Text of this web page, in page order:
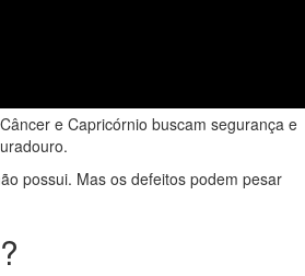
e Capricórnio buscam segurança e
possui. Mas os defeitos podem pesar